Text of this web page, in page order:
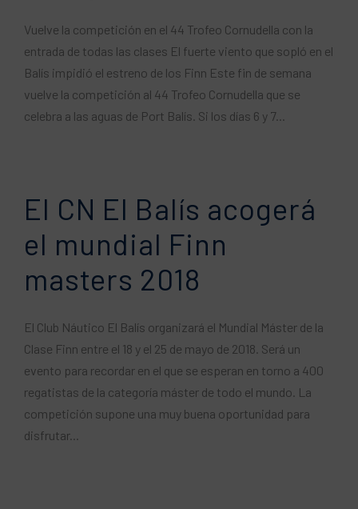
Vuelve la competición en el 44 Trofeo Cornudella con la
entrada de todas las clases El fuerte viento que sopló en el
Balís impidió el estreno de los Finn Este fin de semana
vuelve la competición al 44 Trofeo Cornudella que se
celebra a las aguas de Port Balís. Si los días 6 y 7...
El CN El Balís acogerá
el mundial Finn
masters 2018
El Club Náutico El Balís organizará el Mundial Máster de la
Clase Finn entre el 18 y el 25 de mayo de 2018. Será un
evento para recordar en el que se esperan en torno a 400
regatistas de la categoría máster de todo el mundo. La
competición supone una muy buena oportunidad para
disfrutar...